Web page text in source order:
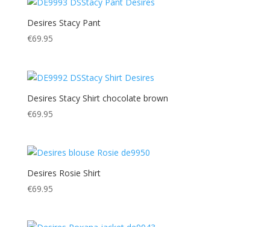
Desires Stacy Pant
€69.95
Desires Stacy Shirt chocolate brown
€69.95
Desires Rosie Shirt
€69.95